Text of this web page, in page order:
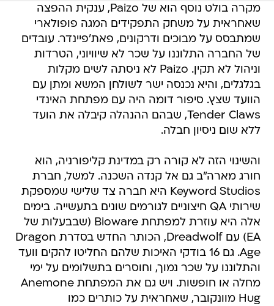
מקרה בולט נוסף הוא של Paizo, ענקית ההפצה
שאחראית על משחק התפקידים המגה פופולארי
שמתבסס על מבוכים ודרקונים, פאת'פיינדר. עובדים
של החברה התלוננו על שכר לא שיוויוני, הטרדות
וניהול לא תקין. Paizo לא ניסתה לשים מקלות
בגלגלים, והיא נכנסה ישר לשולחן המשא ומתן עם
הוועד שצץ. סיפור דומה היה עם מפתחת האינדי
Tender Claws, שבהם ההנהלה קיבלה את הועד
ללא שום ניסיון חבלה.
והשינוי הזה לא קורה רק במדינת קליפורניה, הוא
חורג מארה"ב גם אל קנדה השכנה. למשל, חברת
Keyword Studios היא חברה צד שלישי שמספקת
שירותי QA חיצוניים לגורמים שונים בתעשייה. בימים
אלה היא עוזרת למפתחת Bioware (שבבעלות של
EA) עם Dreadwolf, הכותר החדש בסדרת Dragon
Age. גם 16 בודקי האיכות שלהם החליטו להקים וועד
והתלוננו על שכר נמוך, וחוסרים בתשלומים על ימי
מחלה או חופשות. ויש גם את המפתחת Anemone
Hug מוונקובר, שאחראית על כותרים כמו